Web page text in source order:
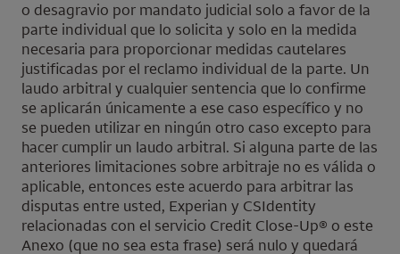
o desagravio por mandato judicial solo a favor de la
parte individual que lo solicita y solo en la medida
necesaria para proporcionar medidas cautelares
justificadas por el reclamo individual de la parte. Un
laudo arbitral y cualquier sentencia que lo confirme
se aplicarán únicamente a ese caso específico y no
se pueden utilizar en ningún otro caso excepto para
hacer cumplir un laudo arbitral. Si alguna parte de las
anteriores limitaciones sobre arbitraje no es válida o
aplicable, entonces este acuerdo para arbitrar las
disputas entre usted, Experian y CSIdentity
relacionadas con el servicio Credit Close-Up® o este
Anexo (que no sea esta frase) será nulo y quedará